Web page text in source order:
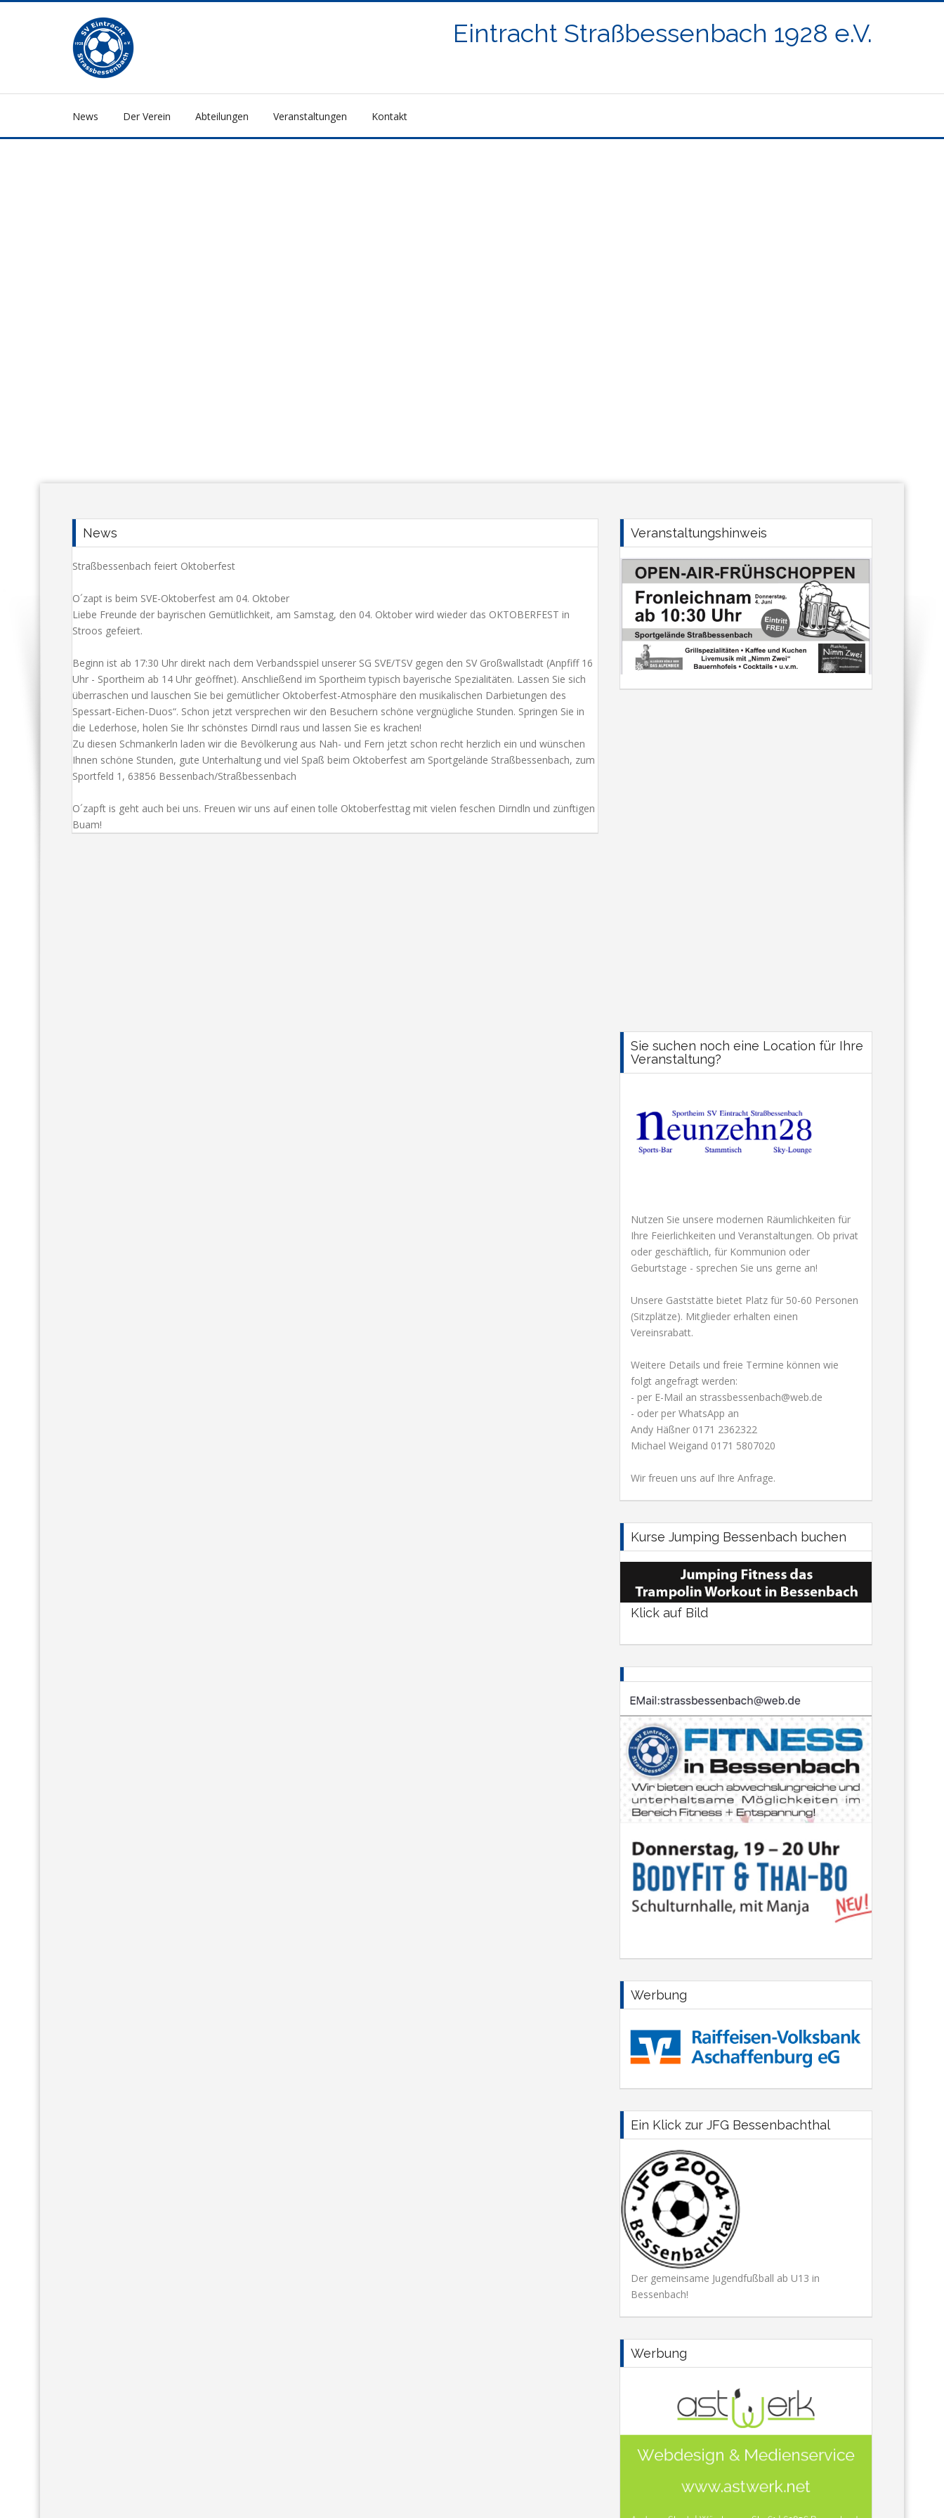
Eintracht Straßbessenbach 1928 e.V.
News Der Verein Abteilungen Veranstaltungen Kontakt
News
Straßbessenbach feiert Oktoberfest
O´zapt is beim SVE-Oktoberfest am 04. Oktober
Liebe Freunde der bayrischen Gemütlichkeit, am Samstag, den 04. Oktober wird wieder das OKTOBERFEST in
Stroos gefeiert.
Beginn ist ab 17:30 Uhr direkt nach dem Verbandsspiel unserer SG SVE/TSV gegen den SV Großwallstadt (Anpfiff 16
Uhr - Sportheim ab 14 Uhr geöffnet). Anschließend im Sportheim typisch bayerische Spezialitäten. Lassen Sie sich
überraschen und lauschen Sie bei gemütlicher Oktoberfest-Atmosphäre den musikalischen Darbietungen des
Spessart-Eichen-Duos“. Schon jetzt versprechen wir den Besuchern schöne vergnügliche Stunden. Springen Sie in
die Lederhose, holen Sie Ihr schönstes Dirndl raus und lassen Sie es krachen!
Zu diesen Schmankerln laden wir die Bevölkerung aus Nah- und Fern jetzt schon recht herzlich ein und wünschen
Ihnen schöne Stunden, gute Unterhaltung und viel Spaß beim Oktoberfest am Sportgelände Straßbessenbach, zum
Sportfeld 1, 63856 Bessenbach/Straßbessenbach
O´zapft is geht auch bei uns. Freuen wir uns auf einen tolle Oktoberfesttag mit vielen feschen Dirndln und zünftigen
Buam!
Veranstaltungshinweis
Sie suchen noch eine Location für Ihre
Veranstaltung?
Nutzen Sie unsere modernen Räumlichkeiten für
Ihre Feierlichkeiten und Veranstaltungen. Ob privat
oder geschäftlich, für Kommunion oder
Geburtstage - sprechen Sie uns gerne an!
Unsere Gaststätte bietet Platz für 50-60 Personen
(Sitzplätze). Mitglieder erhalten einen
Vereinsrabatt.
Weitere Details und freie Termine können wie
folgt angefragt werden:
- per E-Mail an strassbessenbach@web.de
- oder per WhatsApp an
Andy Häßner 0171 2362322
Michael Weigand 0171 5807020
Wir freuen uns auf Ihre Anfrage.
Kurse Jumping Bessenbach buchen
Klick auf Bild
Werbung
Ein Klick zur JFG Bessenbachthal
Der gemeinsame Jugendfußball ab U13 in
Bessenbach!
Werbung